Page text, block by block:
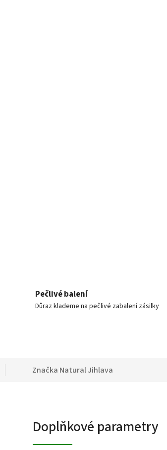
Pečlivé balení
Důraz klademe na pečlivé zabalení zásilky
Značka Natural Jihlava
Doplňkové parametry